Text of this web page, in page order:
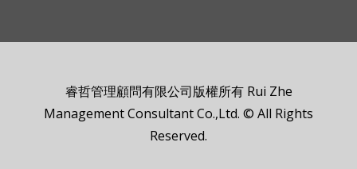
睿哲管理顧問有限公司版權所有 Rui Zhe
Management Consultant Co.,Ltd. © All Rights
Reserved.